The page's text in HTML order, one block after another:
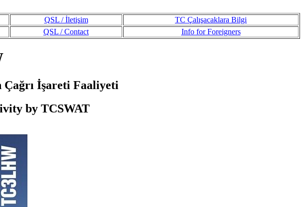
QSL / İletişim
TC Çalışacaklara Bilgi
QSL / Contact Info for Foreigners
Çağrı İşareti Faaliyeti
by TCSWAT